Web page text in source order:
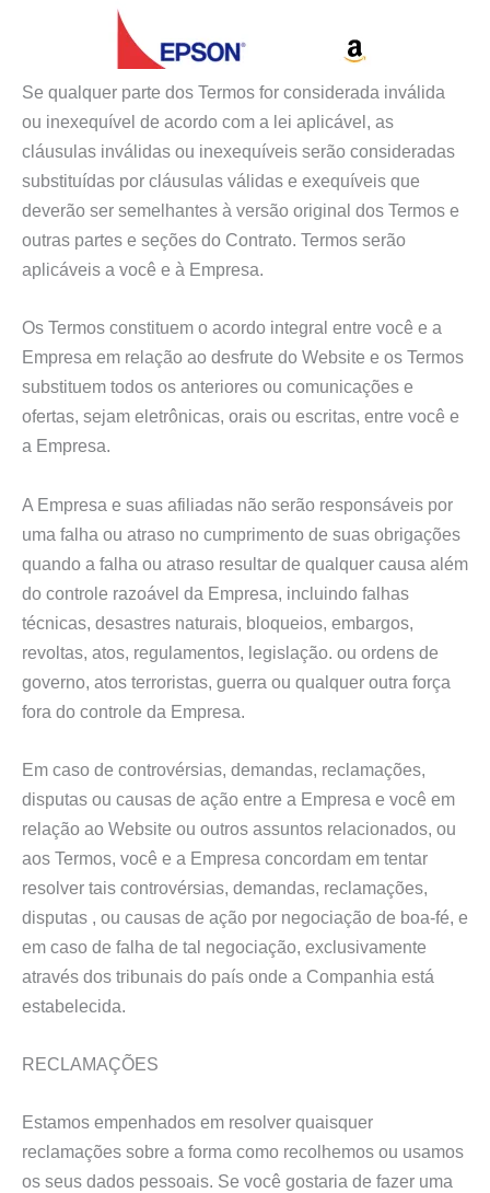
Se qualquer parte dos Termos for considerada inválida
ou inexequível de acordo com a lei aplicável, as
cláusulas inválidas ou inexequíveis serão consideradas
substituídas por cláusulas válidas e exequíveis que
deverão ser semelhantes à versão original dos Termos e
outras partes e seções do Contrato. Termos serão
aplicáveis a você e à Empresa.
Os Termos constituem o acordo integral entre você e a
Empresa em relação ao desfrute do Website e os Termos
substituem todos os anteriores ou comunicações e
ofertas, sejam eletrônicas, orais ou escritas, entre você e
a Empresa.
A Empresa e suas afiliadas não serão responsáveis por
uma falha ou atraso no cumprimento de suas obrigações
quando a falha ou atraso resultar de qualquer causa além
do controle razoável da Empresa, incluindo falhas
técnicas, desastres naturais, bloqueios, embargos,
revoltas, atos, regulamentos, legislação. ou ordens de
governo, atos terroristas, guerra ou qualquer outra força
fora do controle da Empresa.
Em caso de controvérsias, demandas, reclamações,
disputas ou causas de ação entre a Empresa e você em
relação ao Website ou outros assuntos relacionados, ou
aos Termos, você e a Empresa concordam em tentar
resolver tais controvérsias, demandas, reclamações,
disputas , ou causas de ação por negociação de boa-fé, e
em caso de falha de tal negociação, exclusivamente
através dos tribunais do país onde a Companhia está
estabelecida.
RECLAMAÇÕES
Estamos empenhados em resolver quaisquer
reclamações sobre a forma como recolhemos ou usamos
os seus dados pessoais. Se você gostaria de fazer uma